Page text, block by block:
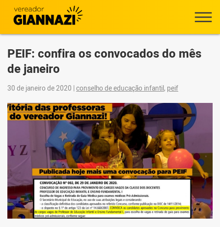
PEIF: confira os convocados do mês
de janeiro
30 de janeiro de 2020 | conselho de educação infantil, peif